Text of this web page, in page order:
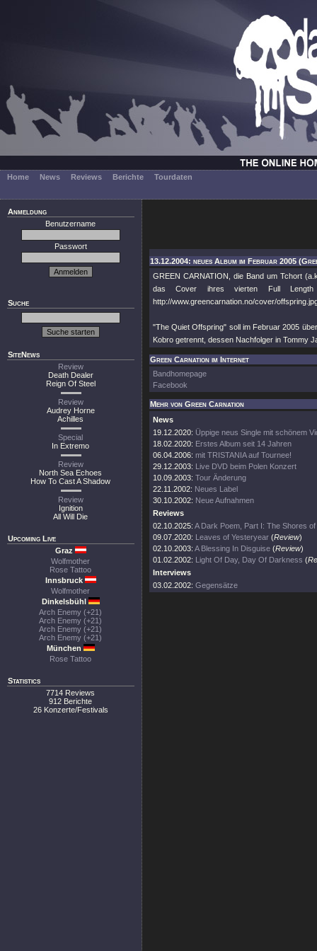
Home News Reviews Berichte Tourdaten
Anmeldung
Benutzername
Passwort
Suche
SiteNews
Review
Death Dealer
Reign Of Steel
Review
Audrey Horne
Achilles
Special
In Extremo
Review
North Sea Echoes
How To Cast A Shadow
Review
Ignition
All Will Die
Upcoming Live
Graz
Wolfmother
Rose Tattoo
Innsbruck
Wolfmother
Dinkelsbühl
Arch Enemy (+21)
Arch Enemy (+21)
Arch Enemy (+21)
Arch Enemy (+21)
München
Rose Tattoo
Statistics
7714 Reviews
912 Berichte
26 Konzerte/Festivals
13.12.2004: neues Album im Februar 2005
GREEN CARNATION, die Band um Tchort
das Cover ihres vierten Full
http://www.greencarnation.no/cover/
"The Quiet Offspring" soll im Februar 2005
Kobro getrennt, dessen Nachfolger in Tommy
Green Carnation im Internet
Bandhomepage
Facebook
Mehr von Green Carnation
News
19.12.2020: Üppige neus Single mit schönem
18.02.2020: Erstes Album seit 14 Jahren
06.04.2006: mit TRISTANIA auf Tournee!
29.12.2003: Live DVD beim Polen Konzert
10.09.2003: Tour Änderung
22.11.2002: Neues Label
30.10.2002: Neue Aufnahmen
Reviews
02.10.2025: A Dark Poem, Part I: The Shores
09.07.2020: Leaves of Yesteryear (Review)
02.10.2003: A Blessing In Disguise (Review)
01.02.2002: Light Of Day, Day Of Darkness (
Interviews
03.02.2002: Gegensätze